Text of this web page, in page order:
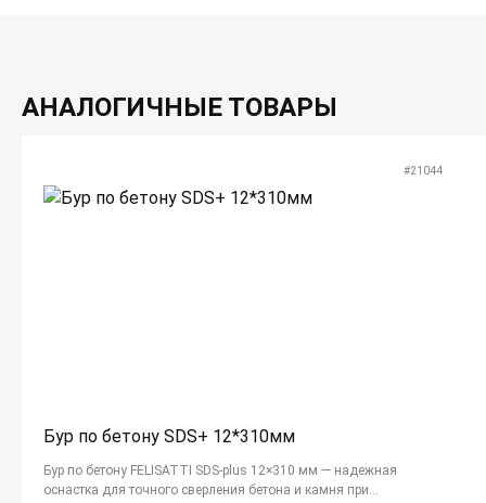
АНАЛОГИЧНЫЕ ТОВАРЫ
#21044
Бур по бетону SDS+ 12*310мм
Бур по бетону FELISATTI SDS-plus 12×310 мм — надежная
оснастка для точного сверления бетона и камня при